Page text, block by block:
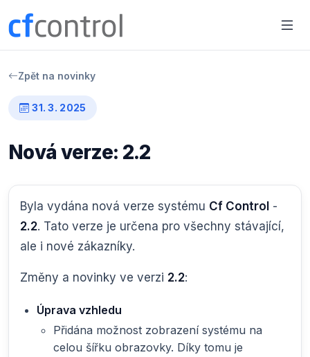
Zpět na novinky
31. 3. 2025
Nová verze: 2.2
Byla vydána nová verze systému Cf Control -
2.2. Tato verze je určena pro všechny stávající,
ale i nové zákazníky.
Změny a novinky ve verzi 2.2:
Úprava vzhledu
Přidána možnost zobrazení systému na
celou šířku obrazovky. Díky tomu je